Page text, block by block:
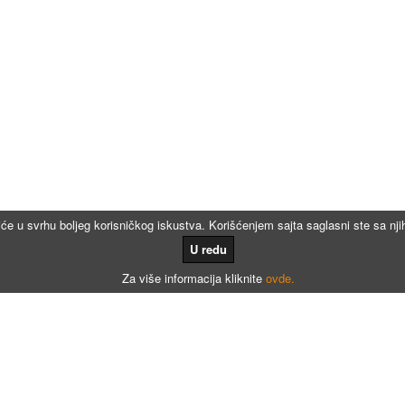
u svrhu boljeg korisničkog iskustva. Korišćenjem sajta saglasni ste sa
U redu
Za više informacija kliknite ovde.
Kalkulatori